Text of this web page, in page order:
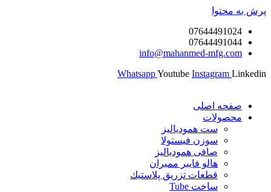
پرش به محتوا
07644491024
07644491044
info@mahanmed-mfg.com
WhatsappYoutube Instagram Linkedin
صفحه اصلی
محصولات
ست همودیالیز
سوزن فیستولا
صافی همودیالیز
هالو فایبر ممبران
قطعات تزريق پلاستيك
ساخت Tube